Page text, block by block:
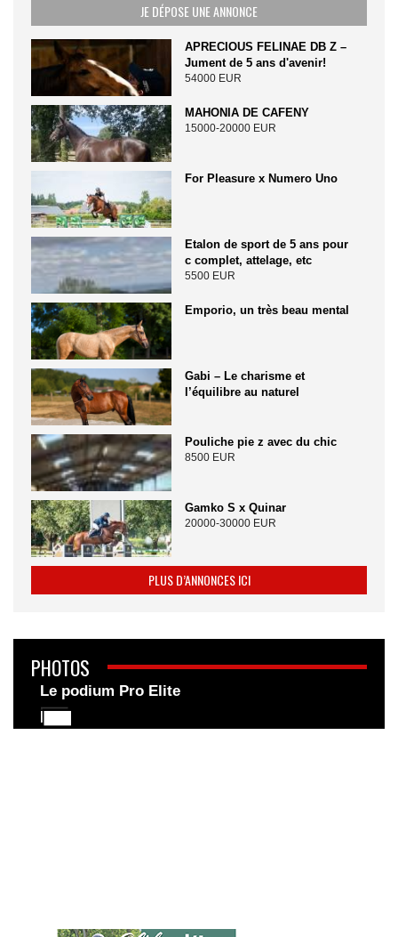
JE DÉPOSE UNE ANNONCE
APRECIOUS FELINAE DB Z –
Jument de 5 ans d'avenir!
54000 EUR
MAHONIA DE CAFENY
15000-20000 EUR
For Pleasure x Numero Uno
Etalon de sport de 5 ans pour
c complet, attelage, etc
5500 EUR
Emporio, un très beau mental
Gabi – Le charisme et
l’équilibre au naturel
Pouliche pie z avec du chic
8500 EUR
Gamko S x Quinar
20000-30000 EUR
PLUS D’ANNONCES ICI
PHOTOS
Le podium Pro Elite